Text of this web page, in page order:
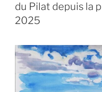
du Pilat depuis la
2025